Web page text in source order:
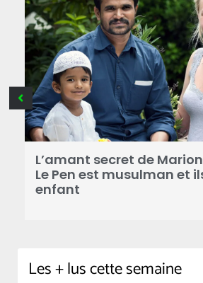
L’amant secret de
Le Pen est musulman et
enfant
Les + lus cette semaine